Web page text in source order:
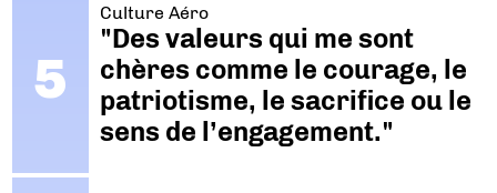
Culture Aéro
"Des valeurs qui me sont
chères comme le courage, le
patriotisme, le sacrifice ou le
sens de l’engagement."